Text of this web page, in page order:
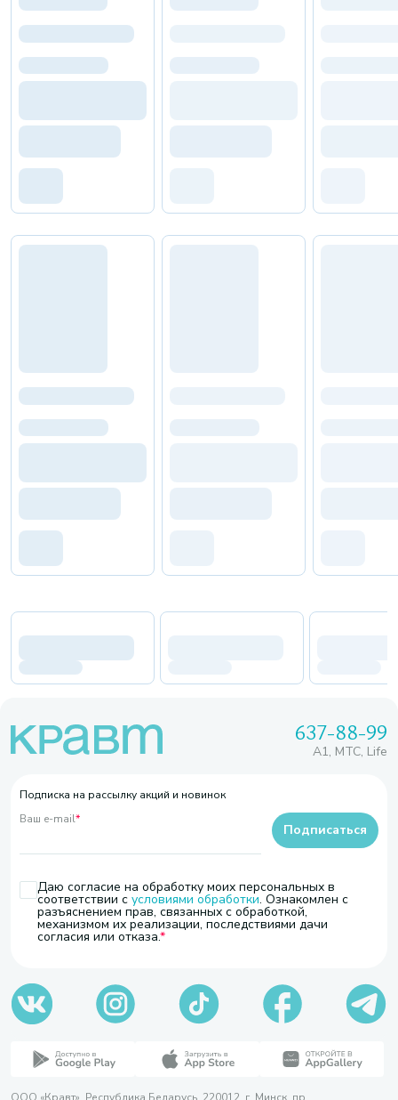
637-88-99
A1, МТС, Life
Подписка на рассылку акций и новинок
Ваш e-mail*
Даю согласие на обработку моих персональных в
соответствии с условиями обработки. Ознакомлен с
разъяснением прав, связанных с обработкой,
механизмом их реализации, последствиями дачи
согласия или отказа.
Подписаться